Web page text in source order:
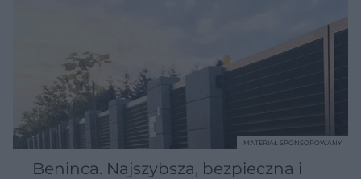
Beninca. Najszybsza, bezpieczna i
MATERIAŁ SPONSOROWANY